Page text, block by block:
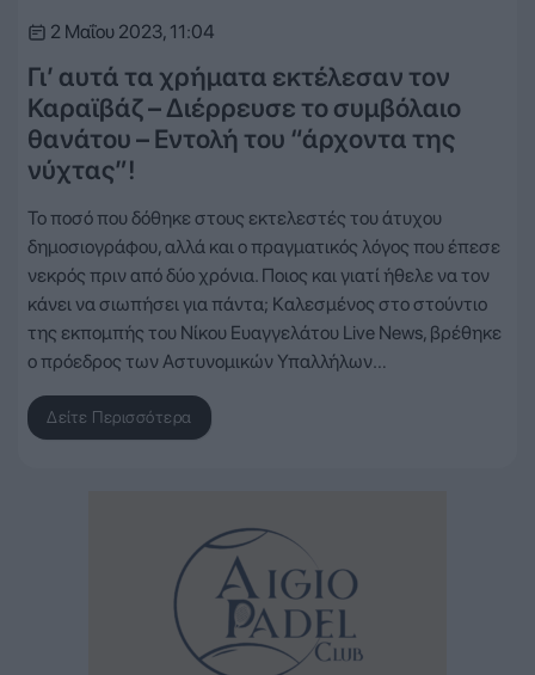
2 Μαΐου 2023, 11:04
Γι’ αυτά τα χρήματα εκτέλεσαν τον
Καραϊβάζ – Διέρρευσε το συμβόλαιο
θανάτου – Εντολή του “άρχοντα της
νύχτας”!
Το ποσό που δόθηκε στους εκτελεστές του άτυχου
δημοσιογράφου, αλλά και ο πραγματικός λόγος που έπεσε
νεκρός πριν από δύο χρόνια. Ποιος και γιατί ήθελε να τον
κάνει να σιωπήσει για πάντα; Καλεσμένος στο στούντιο
της εκπομπής του Νίκου Ευαγγελάτου Live News, βρέθηκε
ο πρόεδρος των Αστυνομικών Υπαλλήλων…
Δείτε Περισσότερα